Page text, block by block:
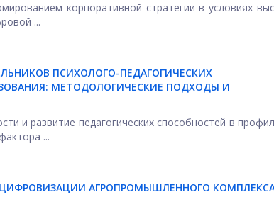
корпоративной стратегии в условиях
...
ПСИХОЛОГО-ПЕДАГОГИЧЕСКИХ
МЕТОДОЛОГИЧЕСКИЕ ПОДХОДЫ И
и развитие педагогических способностей в
...
АГРОПРОМЫШЛЕННОГО